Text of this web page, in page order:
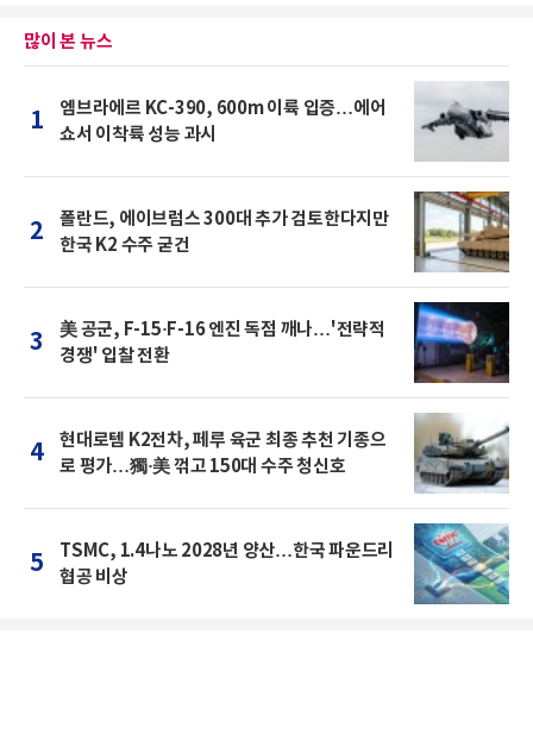
많이 본 뉴스
1
엠브라에르 KC-390, 600m 이륙 입증…에어
쇼서 이착륙 성능 과시
2
폴란드, 에이브럼스 300대 추가 검토한다지만
한국 K2 수주 굳건
3
美 공군, F-15·F-16 엔진 독점 깨나…'전략적
경쟁' 입찰 전환
4
현대로템 K2전차, 페루 육군 최종 추천 기종으
로 평가…獨·美 꺾고 150대 수주 청신호
5
TSMC, 1.4나노 2028년 양산…한국 파운드리
협공 비상